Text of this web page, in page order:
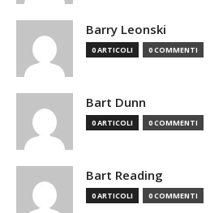
Barry Leonski
0 ARTICOLI 0 COMMENTI
Bart Dunn
0 ARTICOLI 0 COMMENTI
Bart Reading
0 ARTICOLI 0 COMMENTI